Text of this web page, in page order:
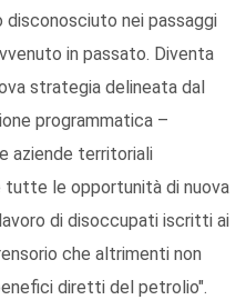
disconosciuto nei passaggi
in passato. Diventa
strategia delineata dal
programmatica –
aziende territoriali
tutte le opportunità di nuova
di disoccupati iscritti ai
che altrimenti non
diretti del petrolio".